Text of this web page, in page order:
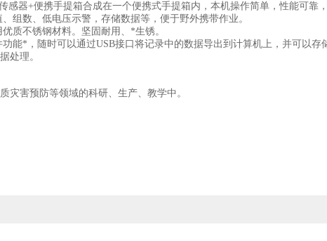
感器+便携手提箱合成在一个便携式手提箱内，本机操作简单，性能可靠，
组数、低电压示警，存储数据等，便于野外携带作业。
质不锈钢材料。坚固耐用、*生锈。
能*， 随时可以通过USB接口将记录中的数据导出到计算机上， 并可以存
处理。
灾害预防等领域的科研、生产、教学中 。